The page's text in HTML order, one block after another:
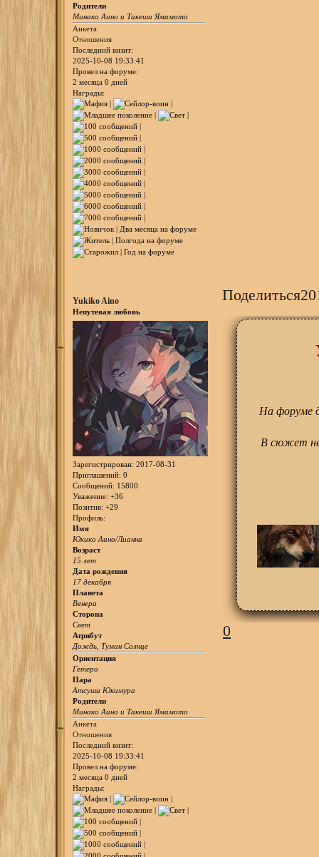
Родители
Минако Аино и Такеши Ямамото
Анкета
Отношения
Последний визит:
2025-10-08 19:33:41
Провел на форуме:
2 месяца 0 дней
Награды:
Поделиться
Yukiko Aino
Непутевая любовь
Зарегистрирован: 2017-08-31
Приглашений: 0
Сообщений: 15800
Уважение: +36
Позитив: +29
Профиль:
Имя
Юкико Аино/Лианна
Возраст
15 лет
Дата рождения
17 декабря
Планета
Венера
Сторона
Свет
Атрибут
Дождь, Туман Солнце
Ориентация
Гетеро
Пара
Атсуши Юкимура
Родители
Минако Аино и Такеши Ямамото
Анкета
Отношения
Последний визит:
2025-10-08 19:33:41
Провел на форуме:
2 месяца 0 дней
Награды:
На форуме
В сюжет
0